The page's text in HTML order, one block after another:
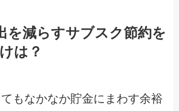
を減らすサブスク節約を
は？
もなかなか貯金にまわす余裕